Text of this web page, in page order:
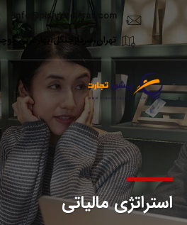
info@pishrotejarat.com
تهران،سردارجنگل،بهارغربی،کوچه
استراتژی مالیاتی